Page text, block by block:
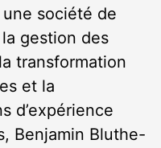
une société de
gestion des
transformation
et la
d’expérience
Benjamin Bluthe-